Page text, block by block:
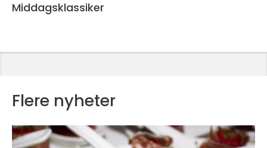
Middagsklassiker
Flere nyheter